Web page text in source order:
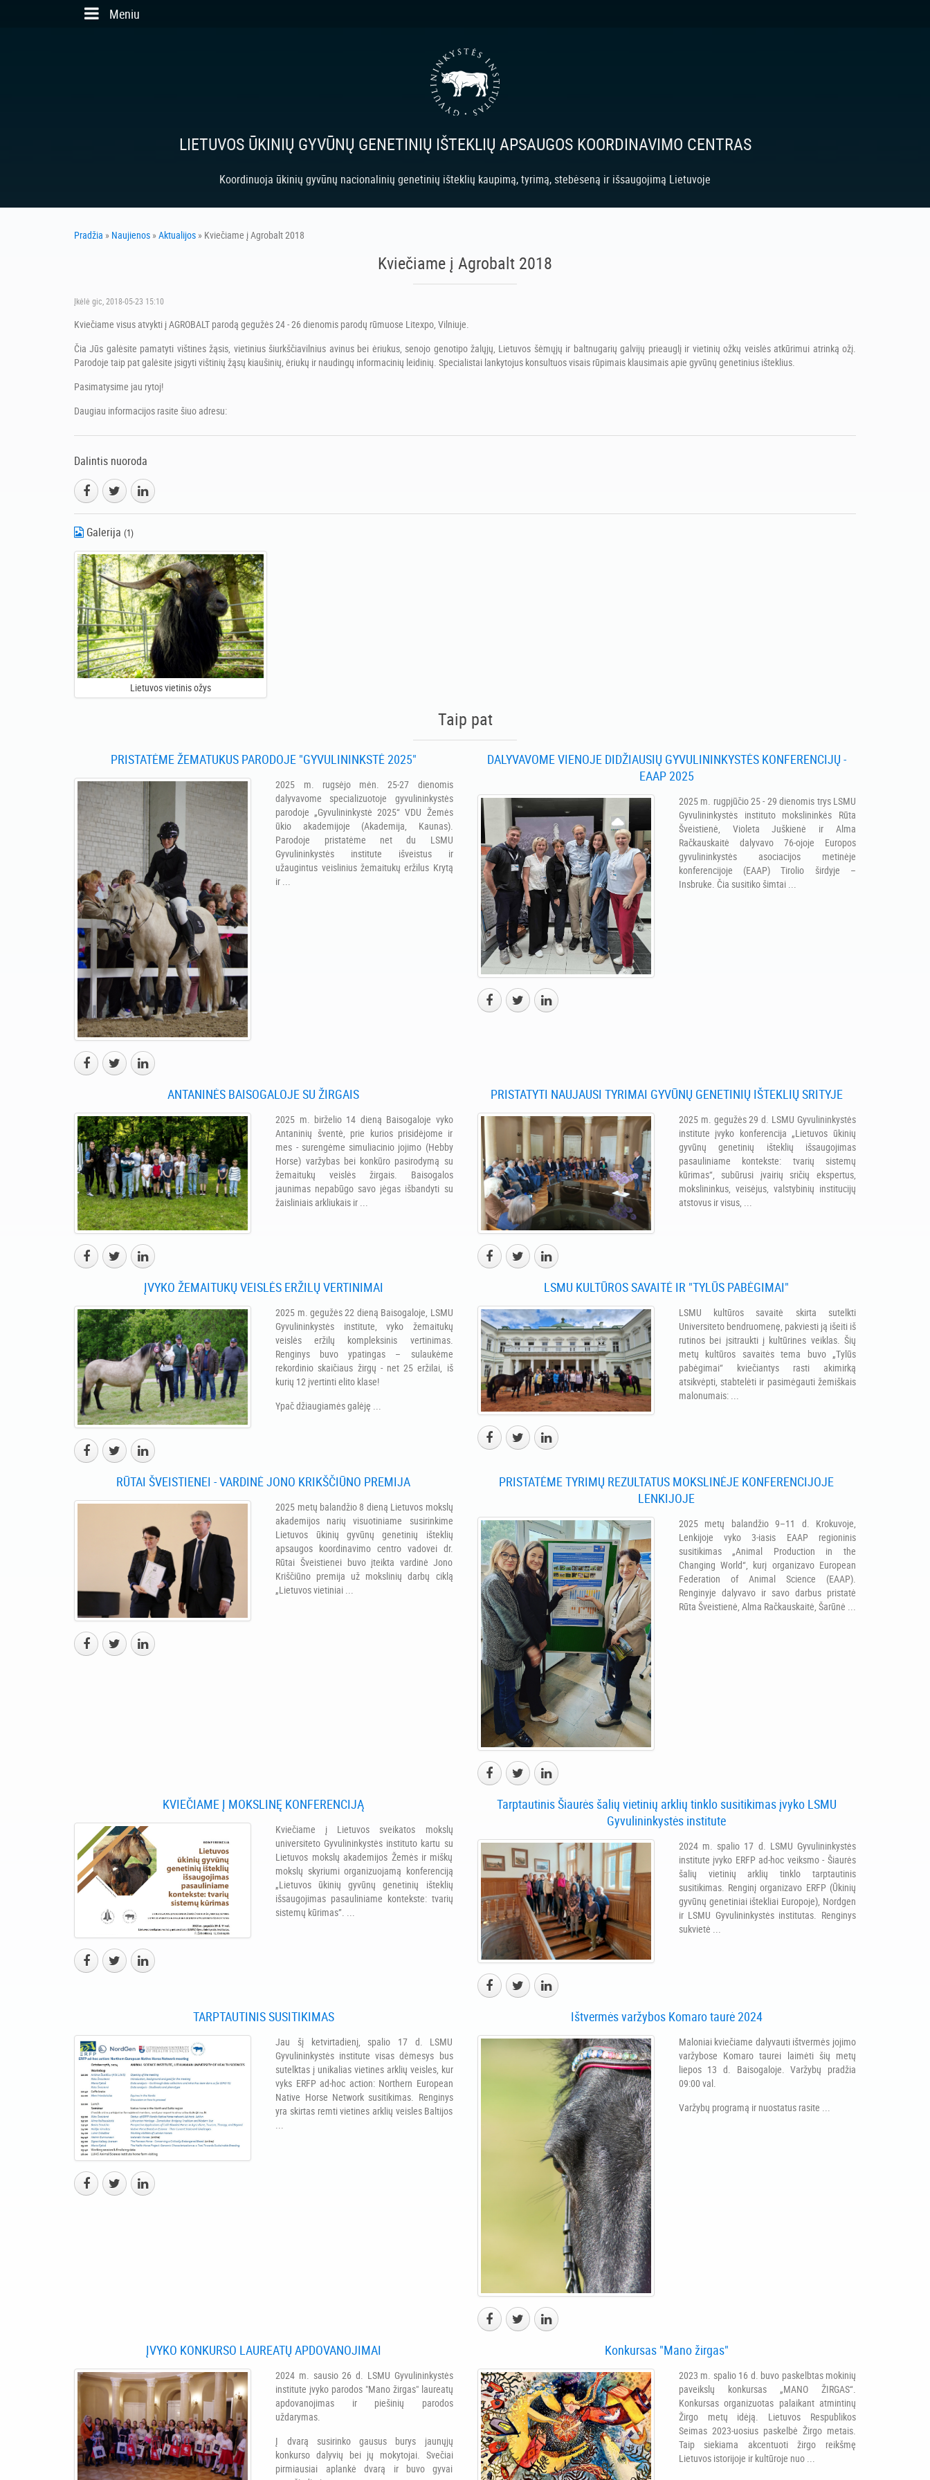
Meniu
LIETUVOS ŪKINIŲ GYVŪNŲ GENETINIŲ IŠTEKLIŲ APSAUGOS KOORDINAVIMO CENTRAS
Koordinuoja ūkinių gyvūnų nacionalinių genetinių išteklių kaupimą, tyrimą, stebėseną ir išsaugojimą Lietuvoje
Pradžia » Naujienos »Aktualijos » Kviečiame į Agrobalt 2018
Kviečiame į Agrobalt 2018
Įkėlė gic, 2018-05-23 15:10
Kviečiame visus atvykti į AGROBALT parodą gegužės 24 - 26 dienomis parodų rūmuose Litexpo, Vilniuje.
Čia Jūs galėsite pamatyti vištines žąsis, vietinius šiurkščiavilnius avinus bei ėriukus, senojo genotipo žalųjų, Lietuvos šėmųjų ir baltnugarių galvijų prieauglį ir vietinių ožkų veislės atkūrimui atrinką ožį.
Parodoje taip pat galėsite įsigyti vištinių žąsų kiaušinių, ėriukų ir naudingų informacinių leidinių. Specialistai lankytojus konsultuos visais rūpimais klausimais apie gyvūnų genetinius išteklius.
Pasimatysime jau rytoj!
Daugiau informacijos rasite šiuo adresu:
Dalintis nuoroda
Galerija (1)
Lietuvos vietinis ožys
Taip pat
PRISTATĖME ŽEMATUKUS PARODOJE "GYVULININKSTĖ 2025"
2025 m. rugsėjo mėn. 25-27 dienomis
dalyvavome specializuotoje gyvulininkystės
parodoje „Gyvulininkystė 2025“ VDU Žemės
ūkio akademijoje (Akademija, Kaunas).
Parodoje pristatėme net du LSMU
Gyvulininkystės institute išveistus ir
užaugintus veislinius žemaitukų eržilus Krytą
ir ...
DALYVAVOME VIENOJE DIDŽIAUSIŲ GYVULININKYSTĖS KONFERENCIJŲ -
EAAP 2025
2025 m. rugpjūčio 25 - 29 dienomis trys LSMU
Gyvulininkystės instituto mokslininkės Rūta
Šveistienė, Violeta Juškienė ir Alma
Račkauskaitė dalyvavo 76-ojoje Europos
gyvulininkystės asociacijos metinėje
konferencijoje (EAAP) Tirolio širdyje –
Insbruke. Čia susitiko šimtai ...
ANTANINĖS BAISOGALOJE SU ŽIRGAIS
2025 m. birželio 14 dieną Baisogaloje vyko
Antaninių šventė, prie kurios prisidėjome ir
mes - surengėme simuliacinio jojimo (Hebby
Horse) varžybas bei konkūro pasirodymą su
žemaitukų veislės žirgais. Baisogalos
jaunimas nepabūgo savo jėgas išbandyti su
žaisliniais arkliukais ir ...
PRISTATYTI NAUJAUSI TYRIMAI GYVŪNŲ GENETINIŲ IŠTEKLIŲ SRITYJE
2025 m. gegužės 29 d. LSMU Gyvulininkystės
institute įvyko konferencija „Lietuvos ūkinių
gyvūnų genetinių išteklių išsaugojimas
pasauliniame kontekste: tvarių sistemų
kūrimas“, subūrusi įvairių sričių ekspertus,
mokslininkus, veisėjus, valstybinių institucijų
atstovus ir visus, ...
ĮVYKO ŽEMAITUKŲ VEISLĖS ERŽILŲ VERTINIMAI
2025 m. gegužės 22 dieną Baisogaloje, LSMU
Gyvulininkystės institute, vyko žemaitukų
veislės eržilų kompleksinis vertinimas.
Renginys buvo ypatingas – sulaukėme
rekordinio skaičiaus žirgų - net 25 eržilai, iš
kurių 12 įvertinti elito klase!
Ypač džiaugiamės galėję ...
LSMU KULTŪROS SAVAITĖ IR "TYLŪS PABĖGIMAI"
LSMU kultūros savaitė skirta sutelkti
Universiteto bendruomenę, pakviesti ją išeiti iš
rutinos bei įsitraukti į kultūrines veiklas. Šių
metų kultūros savaitės tema buvo „Tylūs
pabėgimai“ kviečiantys rasti akimirką
atsikvėpti, stabtelėti ir pasimėgauti žemiškais
malonumais: ...
RŪTAI ŠVEISTIENEI - VARDINĖ JONO KRIKŠČIŪNO PREMIJA
2025 metų balandžio 8 dieną Lietuvos mokslų
akademijos narių visuotiniame susirinkime
Lietuvos ūkinių gyvūnų genetinių išteklių
apsaugos koordinavimo centro vadovei dr.
Rūtai Šveistienei buvo įteikta vardinė Jono
Kriščiūno premija už mokslinių darbų ciklą
„Lietuvos vietiniai ...
PRISTATĖME TYRIMŲ REZULTATUS MOKSLINĖJE KONFERENCIJOJE
LENKIJOJE
2025 metų balandžio 9–11 d. Krokuvoje,
Lenkijoje vyko 3-iasis EAAP regioninis
susitikimas „Animal Production in the
Changing World“, kurį organizavo European
Federation of Animal Science (EAAP).
Renginyje dalyvavo ir savo darbus pristatė
Rūta Šveistienė, Alma Račkauskaitė, Šarūnė ...
KVIEČIAME Į MOKSLINĘ KONFERENCIJĄ
Kviečiame į Lietuvos sveikatos mokslų
universiteto Gyvulininkystės instituto kartu su
Lietuvos mokslų akademijos Žemės ir miškų
mokslų skyriumi organizuojamą konferenciją
„Lietuvos ūkinių gyvūnų genetinių išteklių
išsaugojimas pasauliniame kontekste: tvarių
sistemų kūrimas”. ...
Tarptautinis Šiaurės šalių vietinių arklių tinklo susitikimas įvyko LSMU
Gyvulininkystės institute
2024 m. spalio 17 d. LSMU Gyvulininkystės
institute įvyko ERFP ad-hoc veiksmo - Šiaurės
šalių vietinių arklių tinklo tarptautinis
susitikimas. Renginį organizavo ERFP (Ūkinių
gyvūnų genetiniai ištekliai Europoje), Nordgen
ir LSMU Gyvulininkystės institutas. Renginys
sukvietė ...
TARPTAUTINIS SUSITIKIMAS
Jau šį ketvirtadienį, spalio 17 d. LSMU
Gyvulininkystės institute visas dėmesys bus
sutelktas į unikalias vietines arklių veisles, kur
vyks ERFP ad-hoc action: Northern European
Native Horse Network susitikimas. Renginys
yra skirtas remti vietines arklių veisles Baltijos
Ištvermės varžybos Komaro taurė 2024
Maloniai kviečiame dalyvauti ištvermės jojimo
varžybose Komaro taurei laimėti šių metų
liepos 13 d. Baisogaloje. Varžybų pradžia
09:00 val.
Varžybų programą ir nuostatus rasite ...
ĮVYKO KONKURSO LAUREATŲ APDOVANOJIMAI
2024 m. sausio 26 d. LSMU Gyvulininkystės
institute įvyko parodos "Mano žirgas" laureatų
apdovanojimas ir piešinių parodos
uždarymas.
Į dvarą susirinko gausus burys jaunųjų
konkurso dalyvių bei jų mokytojai. Svečiai
pirmiausiai aplankė dvarą ir buvo gyvai
Konkursas "Mano žirgas"
2023 m. spalio 16 d. buvo paskelbtas mokinių
paveikslų konkursas „MANO ŽIRGAS“.
Konkursas organizuotas palaikant atmintinų
Žirgo metų idėją. Lietuvos Respublikos
Seimas 2023-uosius paskelbė Žirgo metais.
Taip siekiama akcentuoti žirgo reikšmę
Lietuvos istorijoje ir kultūroje nuo ...